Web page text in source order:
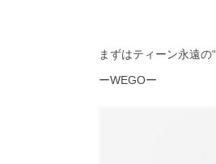
まずはティーン永遠の“
ーWEGOー